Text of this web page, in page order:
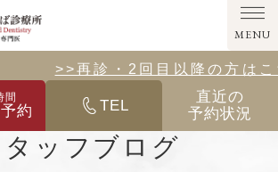
モト歯科なんば診療所」｜小児矯正は何
と装置解説
タッフブログ
MENU
約
間 TEL
直近の
予約状況
>>その他の診療メニューは
>>再診・2回目以降の方は